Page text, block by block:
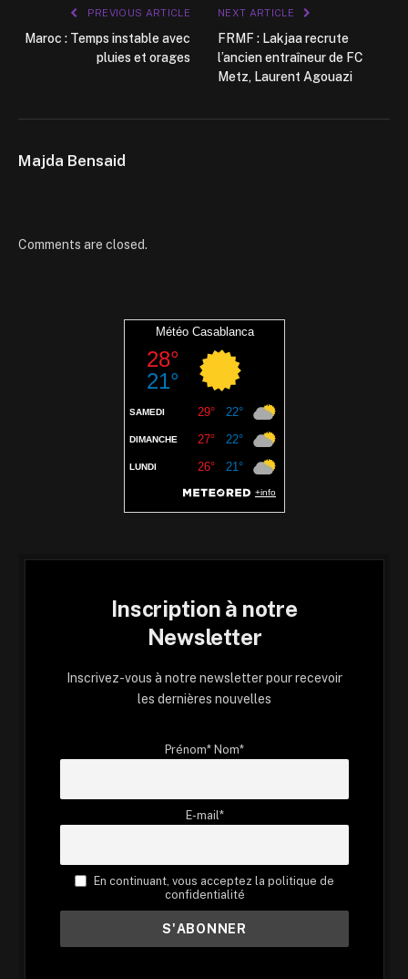
PREVIOUS ARTICLE
Maroc : Temps instable avec
pluies et orages
NEXT ARTICLE
FRMF : Lakjaa recrute
l’ancien entraîneur de FC
Metz, Laurent Agouazi
Majda Bensaid
Comments are closed.
Inscription à notre
Newsletter
Inscrivez-vous à notre newsletter pour recevoir
les dernières nouvelles
Prénom* Nom*
E-mail*
En continuant, vous acceptez la politique de
confidentialité